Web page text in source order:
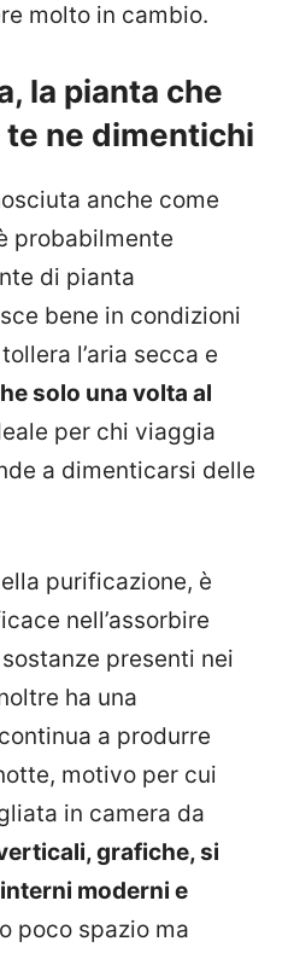
molto in cambio.
la pianta che
ne dimentichi
anche come
probabilmente
di pianta
bene in condizioni
l’aria secca e
solo una volta al
per chi viaggia
a dimenticarsi delle
purificazione, è
nell’assorbire
presenti nei
ha una
a produrre
motivo per cui
in camera da
grafiche, si
moderni e
poco spazio ma